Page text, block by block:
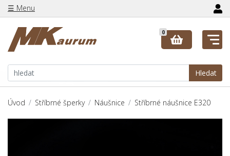
☰ Menu
Hledat
0
Úvod Stříbrné šperky Náušnice Stříbrné náušnice E320